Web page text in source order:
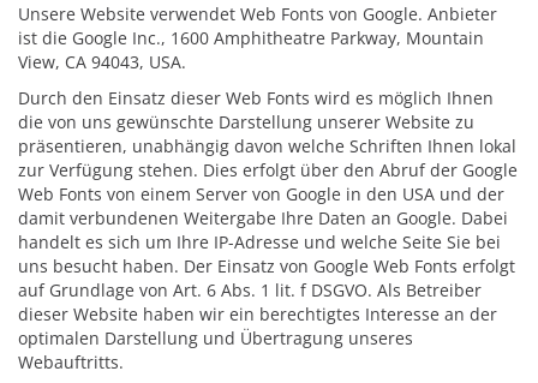
Unsere Website verwendet Web Fonts von Google. Anbieter
ist die Google Inc., 1600 Amphitheatre Parkway, Mountain
View, CA 94043, USA.
Durch den Einsatz dieser Web Fonts wird es möglich Ihnen
die von uns gewünschte Darstellung unserer Website zu
präsentieren, unabhängig davon welche Schriften Ihnen lokal
zur Verfügung stehen. Dies erfolgt über den Abruf der Google
Web Fonts von einem Server von Google in den USA und der
damit verbundenen Weitergabe Ihre Daten an Google. Dabei
handelt es sich um Ihre IP-Adresse und welche Seite Sie bei
uns besucht haben. Der Einsatz von Google Web Fonts erfolgt
auf Grundlage von Art. 6 Abs. 1 lit. f DSGVO. Als Betreiber
dieser Website haben wir ein berechtigtes Interesse an der
optimalen Darstellung und Übertragung unseres
Webauftritts.